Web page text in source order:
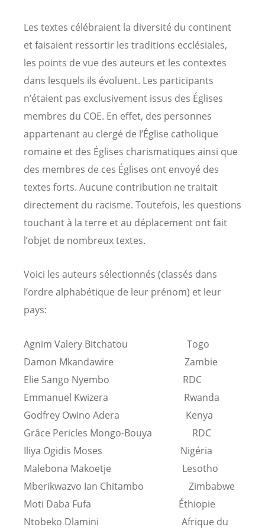
Les textes célébraient la diversité du continent
et faisaient ressortir les traditions ecclésiales,
les points de vue des auteurs et les contextes
dans lesquels ils évoluent. Les participants
n’étaient pas exclusivement issus des Églises
membres du COE. En effet, des personnes
appartenant au clergé de l’Église catholique
romaine et des Églises charismatiques ainsi que
des membres de ces Églises ont envoyé des
textes forts. Aucune contribution ne traitait
directement du racisme. Toutefois, les questions
touchant à la terre et au déplacement ont fait
l’objet de nombreux textes.
Voici les auteurs sélectionnés (classés dans
l’ordre alphabétique de leur prénom) et leur
pays:
Agnim Valery Bitchatou Togo
Damon Mkandawire Zambie
Elie Sango Nyembo RDC
Emmanuel Kwizera Rwanda
Godfrey Owino Adera Kenya
Grâce Pericles Mongo-Bouya RDC
Iliya Ogidis Moses Nigéria
Malebona Makoetje Lesotho
Mberikwazvo Ian Chitambo Zimbabwe
Moti Daba Fufa Éthiopie
Ntobeko Dlamini Afrique du